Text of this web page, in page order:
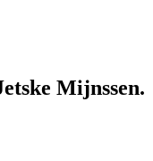
Mijnssen.